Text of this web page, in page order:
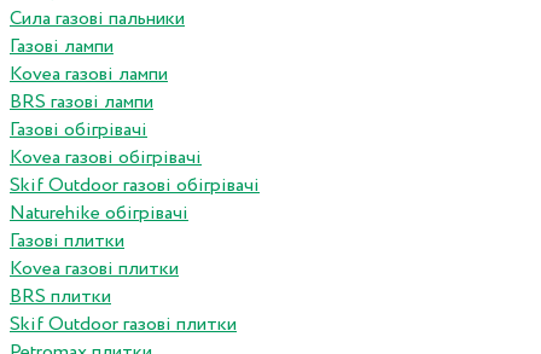
Сила газові пальники
Газові лампи
Kovea газові лампи
BRS газові лампи
Газові обігрівачі
Kovea газові обігрівачі
Skif Outdoor газові обігрівачі
Naturehike обігрівачі
Газові плитки
Kovea газові плитки
BRS плитки
Skif Outdoor газові плитки